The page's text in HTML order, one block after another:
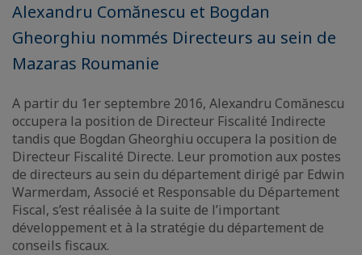
Alexandru Comănescu et Bogdan
Gheorghiu nommés Directeurs au sein de
Mazaras Roumanie
A partir du 1er septembre 2016, Alexandru Comănescu
occupera la position de Directeur Fiscalité Indirecte
tandis que Bogdan Gheorghiu occupera la position de
Directeur Fiscalité Directe. Leur promotion aux postes
de directeurs au sein du département dirigé par Edwin
Warmerdam, Associé et Responsable du Département
Fiscal, s’est réalisée à la suite de l’important
développement et à la stratégie du département de
conseils fiscaux.